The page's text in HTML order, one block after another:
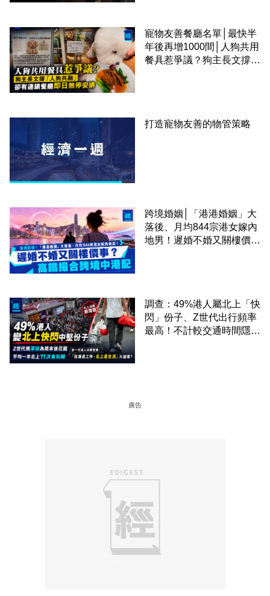
寵物友善餐廳名單│最快半
年後再增1000間│人狗共用
餐具惹爭議？狗主長文撐
打造寵物友善的物管策略
跨境婚姻│「港港婚姻」大
落後、月均844宗港女嫁內
地男！遲婚不婚又關樓價
調查：49%港人屬北上「快
閃」份子、Z世代出行頻率
最高！不計較交通時間隱形
廣告